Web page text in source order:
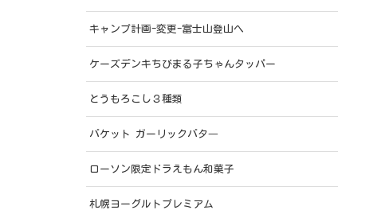
キャンプ計画-変更-富士山登山へ
ケーズデンキちびまる子ちゃんタッパー
とうもろこし３種類
バケット ガーリックバタ―
ローソン限定ドラえもん和菓子
札幌ヨーグルトプレミアム